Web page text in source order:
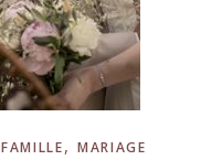
FAMILLE, MARIAGE